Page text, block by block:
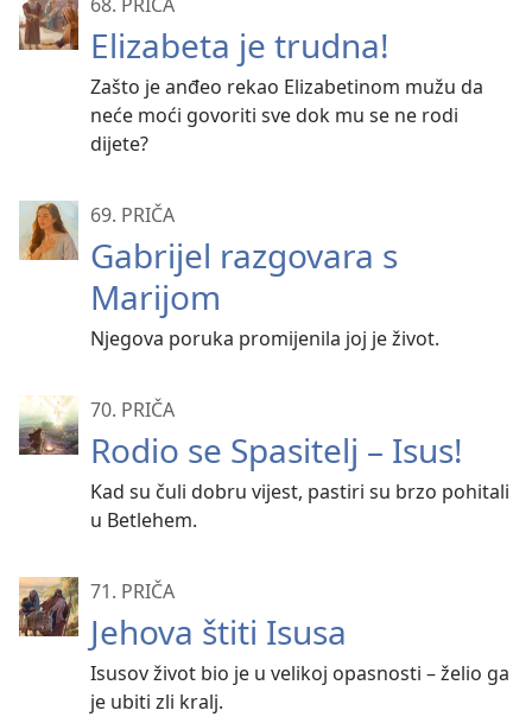
68. PRIČA
Elizabeta je trudna!
Zašto je anđeo rekao Elizabetinom mužu da
neće moći govoriti sve dok mu se ne rodi
dijete?
69. PRIČA
Gabrijel razgovara s
Marijom
Njegova poruka promijenila joj je život.
70. PRIČA
Rodio se Spasitelj – Isus!
Kad su čuli dobru vijest, pastiri su brzo pohitali
u Betlehem.
71. PRIČA
Jehova štiti Isusa
Isusov život bio je u velikoj opasnosti – želio ga
je ubiti zli kralj.